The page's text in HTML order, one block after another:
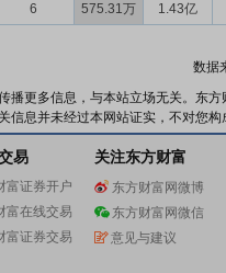
6 575.31万 1.43亿
数据
播更多信息，与本站立场无关。东
信息并未经过本网站证实，不对您
易
富证券开户
富在线交易
富证券交易
关注东方财富
东方财富网微博
东方财富网微信
意见与建议